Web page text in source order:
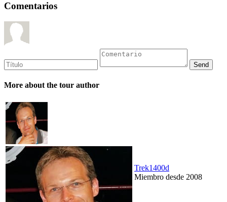
Comentarios
More about the tour author
Trek1400d
Miembro desde 2008